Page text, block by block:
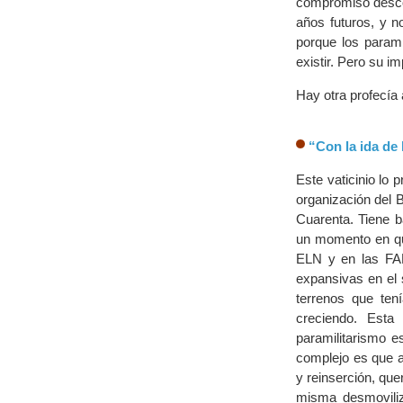
años futuros, y
porque los
existir. Pero su
Hay otra profecía
“Con la ida
Este vaticinio lo
organización del
Cuarenta. Tiene
un momento en
ELN y en las
expansivas en el
terrenos que
creciendo.
paramilitarismo
complejo es que
y reinserción,
misma